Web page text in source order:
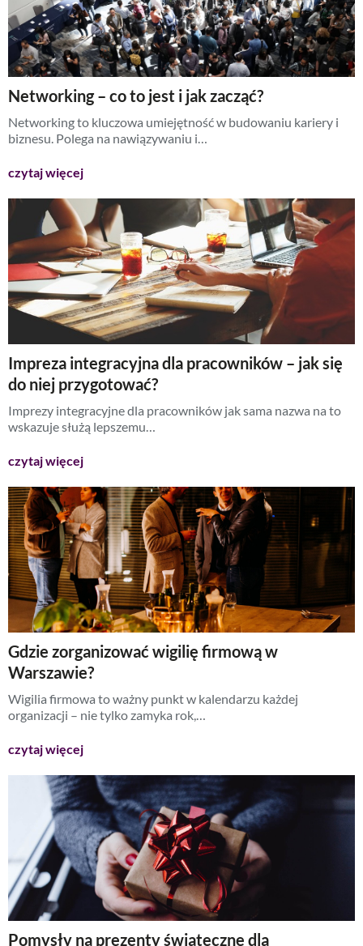
Networking – co to jest i jak zacząć?
Networking to kluczowa umiejętność w budowaniu kariery i
biznesu. Polega na nawiązywaniu i…
czytaj więcej
Impreza integracyjna dla pracowników – jak się
do niej przygotować?
Imprezy integracyjne dla pracowników jak sama nazwa na to
wskazuje służą lepszemu…
czytaj więcej
Gdzie zorganizować wigilię firmową w
Warszawie?
Wigilia firmowa to ważny punkt w kalendarzu każdej
organizacji – nie tylko zamyka rok,…
czytaj więcej
Pomysły na prezenty świąteczne dla